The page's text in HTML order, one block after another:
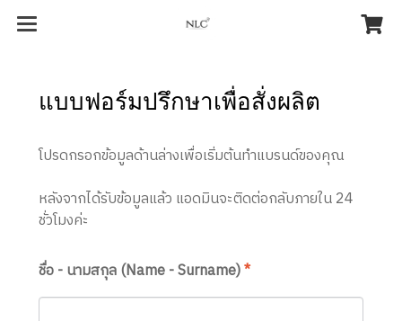
แบบฟอร์มปรึกษาเพื่อสั่งผลิต
โปรดกรอกข้อมูลด้านล่างเพื่อเริ่มต้นทำแบรนด์ของคุณ
หลังจากได้รับข้อมูลแล้ว แอดมินจะติดต่อกลับภายใน 24
ชั่วโมงค่ะ
ชื่อ - นามสกุล (Name - Surname)*